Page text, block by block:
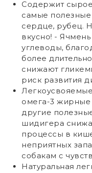
Содержит сырое
самые полезные
сердце, рубец.
вкусно! -
углеводы,
более
снижают
риск развития
омега-3 жирные
другие
шидигера
процессы в
неприятных
собакам с
Натуральная